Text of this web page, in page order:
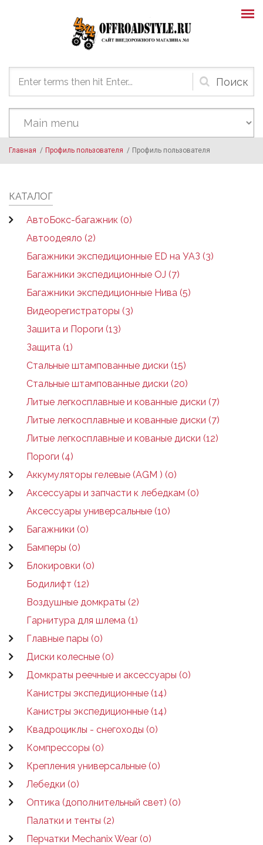
Форма
поиска
Главная / Профиль пользователя / Профиль пользователя
КАТАЛОГ
АвтоБокс-багажник (0)
Автоодеяло (2)
Багажники экспедиционные ED на УАЗ (3)
Багажники экспедиционные OJ (7)
Багажники экспедиционные Нива (5)
Видеорегистраторы (3)
Зашита и Пороги (13)
Защита (1)
Стальные штампованные диски (15)
Стальные штампованные диски (20)
Литые легкосплавные и кованные диски (7)
Литые легкосплавные и кованные диски (7)
Литые легкосплавные и кованые диски (12)
Пороги (4)
Аккумуляторы гелевые (AGM ) (0)
Аксессуары и запчасти к лебедкам (0)
Аксессуары универсальные (10)
Багажники (0)
Бамперы (0)
Блокировки (0)
Бодилифт (12)
Воздушные домкраты (2)
Гарнитура для шлема (1)
Главные пары (0)
Диски колесные (0)
Домкраты реечные и аксессуары (0)
Канистры экспедиционные (14)
Канистры экспедиционные (14)
Квадроциклы - снегоходы (0)
Компрессоры (0)
Крепления универсальные (0)
Лебедки (0)
Оптика (дополнительный свет) (0)
Палатки и тенты (2)
Перчатки Mechanix Wear (0)